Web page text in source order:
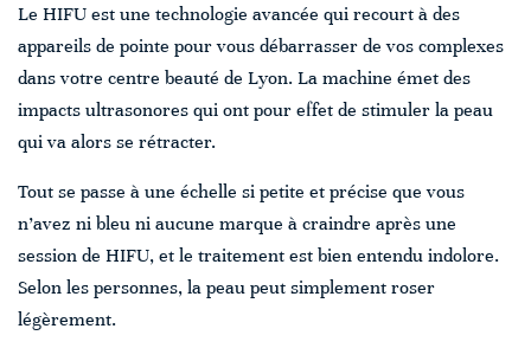
Le HIFU est une technologie avancée qui recourt à des
appareils de pointe pour vous débarrasser de vos complexes
dans votre centre beauté de Lyon. La machine émet des
impacts ultrasonores qui ont pour effet de stimuler la peau
qui va alors se rétracter.
Tout se passe à une échelle si petite et précise que vous
n’avez ni bleu ni aucune marque à craindre après une
session de HIFU, et le traitement est bien entendu indolore.
Selon les personnes, la peau peut simplement roser
légèrement.